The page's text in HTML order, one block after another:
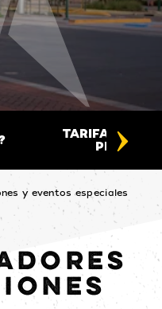
TARIFAS
y eventos especiales